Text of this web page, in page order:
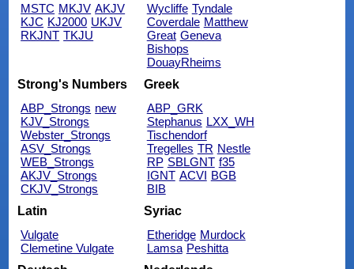
MSTC MKJV AKJV
KJC KJ2000 UKJV
RKJNT TKJU
Wycliffe Tyndale
Coverdale Matthew
Great Geneva
Bishops
DouayRheims
Strong's Numbers
ABP_Strongs new
KJV_Strongs
Webster_Strongs
ASV_Strongs
WEB_Strongs
AKJV_Strongs
CKJV_Strongs
Greek
ABP_GRK
Stephanus LXX_WH
Tischendorf
Tregelles TR Nestle
RP SBLGNT f35
IGNT ACVI BGB
BIB
Latin
Vulgate
Clemetine Vulgate
Syriac
Etheridge Murdock
Lamsa Peshitta